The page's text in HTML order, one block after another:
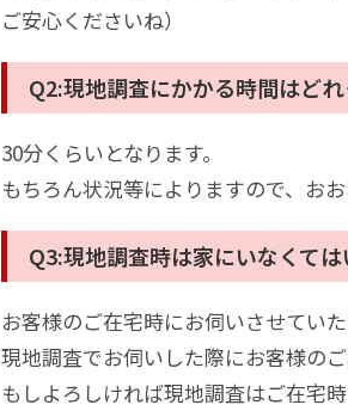
ご安心くださいね）
Q2:現地調査にかかる時間はど
30分くらいとなります。
もちろん状況等によりますので、お
Q3:現地調査時は家にいなくては
お客様のご在宅時にお伺いさせてい
現地調査でお伺いした際にお客様の
もしよろしければ現地調査はご在宅